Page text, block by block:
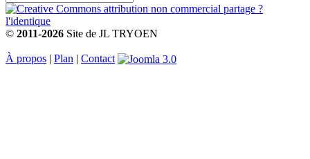
© 2011-2026 Site de JL TRYOEN
À propos | Plan | Contact